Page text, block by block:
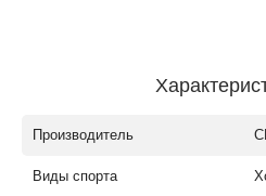
Производитель
Виды спорта